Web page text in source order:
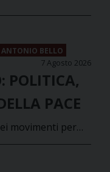
BELLO
7 Agosto 2026
POLITICA,
PACE
movimenti per…